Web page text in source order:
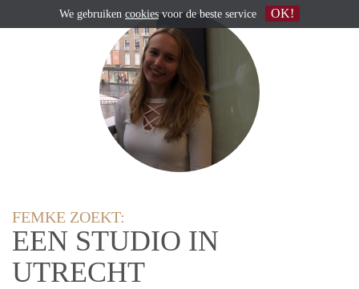
FEMKE ZOEKT:
EEN STUDIO IN
UTRECHT
We gebruiken cookies voor de beste service OK!